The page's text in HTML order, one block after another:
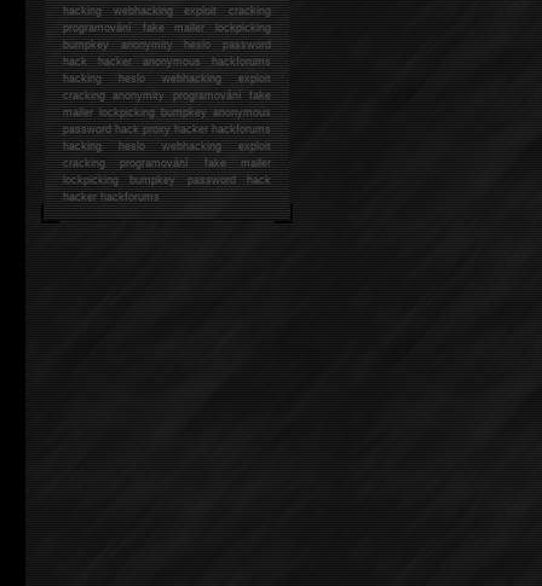
hackingwebhacking exploit cracking
programování fake mailer lockpicking
bumpkey anonymity heslo password
hackhacker anonymous hackforums
hackingheslo webhacking exploit
cracking anonymity programování fake
mailer lockpicking bumpkey anonymous
password hack proxy hacker hackforums
hacking heslo webhacking exploit
cracking programování fake mailer
lockpicking bumpkey password hack
hackerhackforums